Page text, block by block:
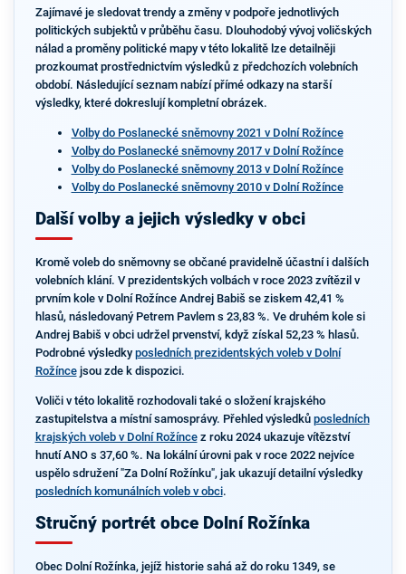
Zajímavé je sledovat trendy a změny v podpoře jednotlivých
politických subjektů v průběhu času. Dlouhodobý vývoj voličských
nálad a proměny politické mapy v této lokalitě lze detailněji
prozkoumat prostřednictvím výsledků z předchozích volebních
období. Následující seznam nabízí přímé odkazy na starší
výsledky, které dokreslují kompletní obrázek.
Volby do Poslanecké sněmovny 2021 v Dolní Rožínce
Volby do Poslanecké sněmovny 2017 v Dolní Rožínce
Volby do Poslanecké sněmovny 2013 v Dolní Rožínce
Volby do Poslanecké sněmovny 2010 v Dolní Rožínce
Další volby a jejich výsledky v obci
Kromě voleb do sněmovny se občané pravidelně účastní i dalších
volebních klání. V prezidentských volbách v roce 2023 zvítězil v
prvním kole v Dolní Rožínce Andrej Babiš se ziskem 42,41 %
hlasů, následovaný Petrem Pavlem s 23,83 %. Ve druhém kole si
Andrej Babiš v obci udržel prvenství, když získal 52,23 % hlasů.
Podrobné výsledky posledních prezidentských voleb v Dolní
Rožíncejsou zde k dispozici.
Voliči v této lokalitě rozhodovali také o složení krajského
zastupitelstva a místní samosprávy. Přehled výsledků posledních
krajských voleb v Dolní Rožíncez roku 2024 ukazuje vítězství
hnutí ANO s 37,60 %. Na lokální úrovni pak v roce 2022 nejvíce
uspělo sdružení "Za Dolní Rožínku", jak ukazují detailní výsledky
posledních komunálních voleb v obci.
Stručný portrét obce Dolní Rožínka
Obec Dolní Rožínka, jejíž historie sahá až do roku 1349, se